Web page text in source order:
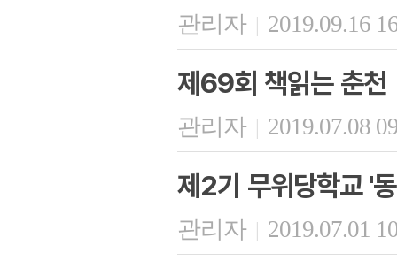
관리자 | 2019.09.16
제69회 책읽는 춘천
관리자 | 2019.07.08
제2기 무위당학교 '
관리자 | 2019.07.01